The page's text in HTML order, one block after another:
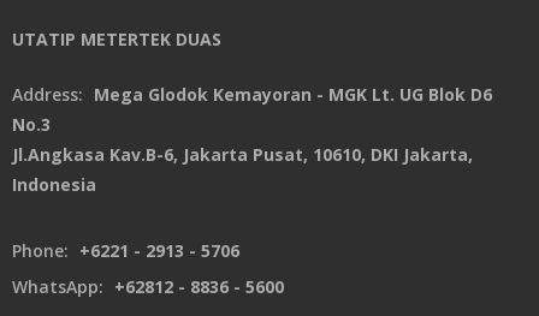
UTATIP METERTEK DUAS
Address: Mega Glodok Kemayoran - MGK Lt. UG Blok D6
No.3
Jl.Angkasa Kav.B-6, Jakarta Pusat, 10610, DKI Jakarta,
Indonesia
Phone: +6221 - 2913 - 5706
WhatsApp: +62812 - 8836 - 5600